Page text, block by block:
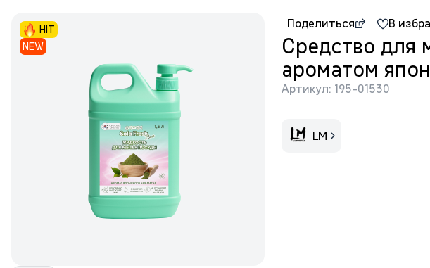
HIT
NEW
Поделиться В
Средство для
ароматом
Артикул: 195-01530
LM